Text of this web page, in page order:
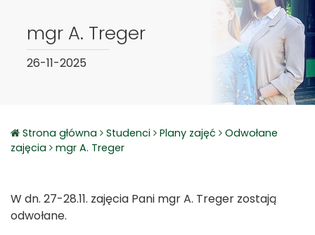
mgr A. Treger
26-11-2025
Strona główna Studenci Plany zajęć
Odwołane
zajęcia
mgr A. Treger
W dn. 27-28.11. zajęcia Pani mgr A. Treger zostają
odwołane.